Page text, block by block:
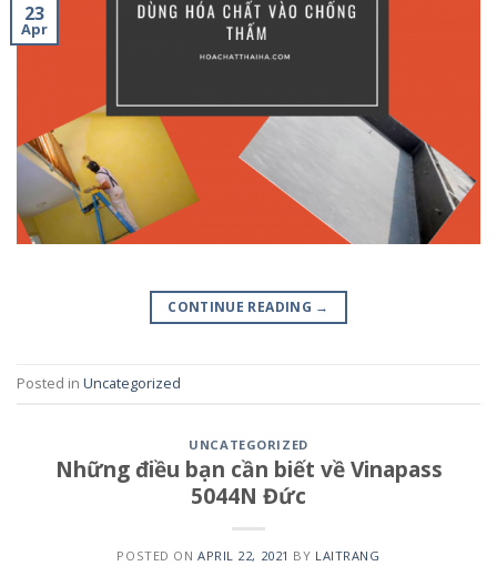
23
Apr
CONTINUE READING →
Posted in Uncategorized
UNCATEGORIZED
Những điều bạn cần biết về Vinapass
5044N Đức
POSTED ONAPRIL 22, 2021 BY LAITRANG